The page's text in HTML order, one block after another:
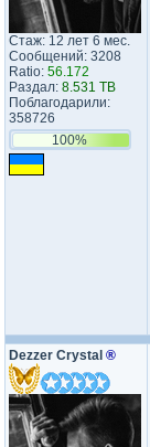
Стаж: 12 лет 6 мес.
Сообщений: 3208
Ratio: 56.172
Раздал: 8.531 TB
Поблагодарили:
358726
100%
Dezzer Crystal ®